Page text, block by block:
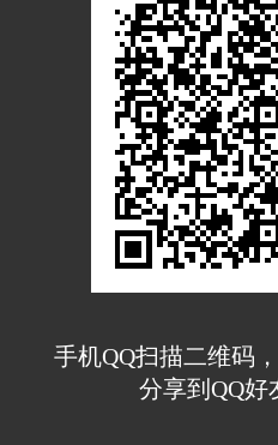
手机QQ扫描二维码
分享到QQ好